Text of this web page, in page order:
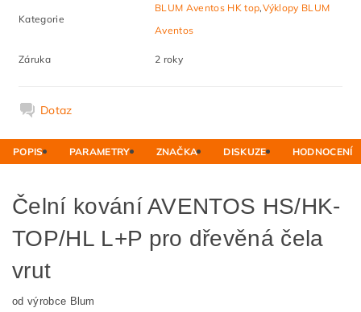
Kategorie
BLUM Aventos HK top,Výklopy BLUM
Aventos
Záruka 2 roky
Dotaz
POPIS PARAMETRY ZNAČKA DISKUZE HODNOCENÍ
Čelní kování AVENTOS HS/HK-
TOP/HL L+P pro dřevěná čela
vrut
od výrobce Blum